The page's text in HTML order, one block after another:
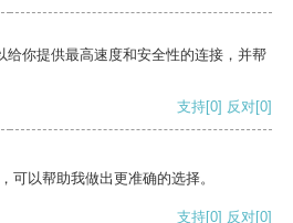
给你提供最高速度和安全性的连接，并帮
支持[0] 反对[0]
可以帮助我做出更准确的选择。
支持[0] 反对[0]